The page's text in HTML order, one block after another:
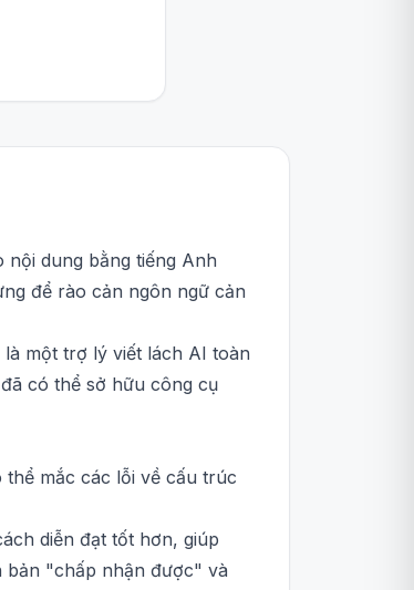
dung bằng tiếng Anh
để rào cản ngôn ngữ cản
một trợ lý viết lách AI toàn
có thể sở hữu công cụ
mắc các lỗi về cấu trúc
diễn đạt tốt hơn, giúp
bản "chấp nhận được" và